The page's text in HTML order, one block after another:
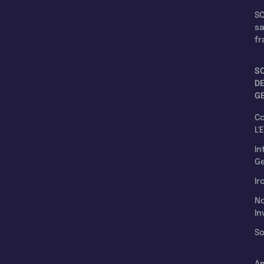
DE